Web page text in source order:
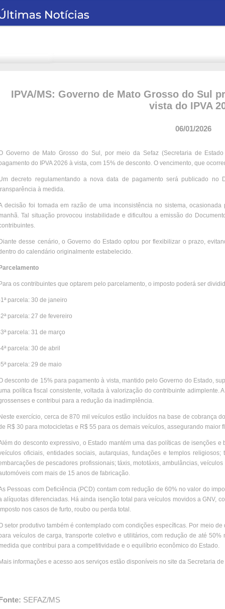
IPVA/MS: Governo de Mato Grosso do Sul
vista do IPVA
06/01/2026
Governo de Mato Grosso do Sul, por meio da Sefaz (Secretaria de
do IPVA 2026 à vista, com 15% de desconto. O vencimento, que
decreto regulamentando a nova data de pagamento será publicado no
à medida.
decisão foi tomada em razão de uma inconsistência no sistema,
Tal situação provocou instabilidade e dificultou a emissão do
desse cenário, o Governo do Estado optou por flexibilizar o prazo,
do calendário originalmente estabelecido.
os contribuintes que optarem pelo parcelamento, o imposto poderá ser
parcela: 30 de janeiro
parcela: 27 de fevereiro
parcela: 31 de março
parcela: 30 de abril
parcela: 29 de maio
desconto de 15% para pagamento à vista, mantido pelo Governo do Estado,
política fiscal consistente, voltada à valorização do contribuinte adimplente.
e contribui para a redução da inadimplência.
exercício, cerca de 870 mil veículos estão incluídos na base de cobrança
R$ 30 para motocicletas e R$ 55 para os demais veículos, assegurando maior
do desconto expressivo, o Estado mantém uma das políticas de isenções
oficiais, entidades sociais, autarquias, fundações e templos
de pescadores profissionais; táxis, mototáxis, ambulâncias,
com mais de 15 anos de fabricação.
Pessoas com Deficiência (PCD) contam com redução de 60% no valor do
alíquotas diferenciadas. Há ainda isenção total para veículos movidos a GNV,
nos casos de furto, roubo ou perda total.
setor produtivo também é contemplado com condições específicas. Por meio
veículos de carga, transporte coletivo e utilitários, com redução de até
que contribui para a competitividade e o equilíbrio econômico do Estado.
informações e acesso aos serviços estão disponíveis no site da Secretaria
SEFAZ/MS